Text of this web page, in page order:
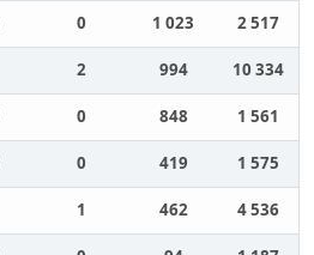
0 1 023
2 517
2 994
10 334
0 848
1 561
0 419
1 575
1 462
4 536